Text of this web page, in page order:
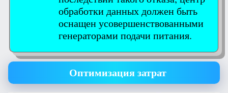
обработки данных должен быть
оснащен усовершенствованными
генераторами подачи питания.
Оптимизация затрат